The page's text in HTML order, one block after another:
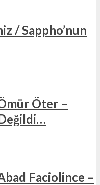
/ Sappho’nun
Öter –
Faciolince –